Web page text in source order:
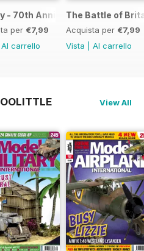
- 70th Anniversary Special
per €7,99
Al carrello
The Battle of
Acquista per €7,99
Vista
Al carrello
View All